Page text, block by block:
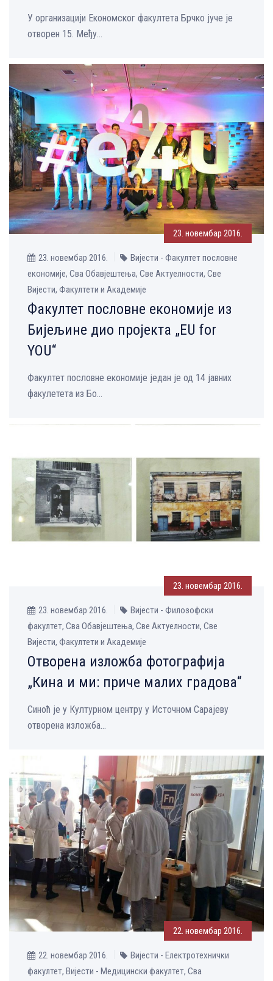
У организацији Економског факултета Брчко јуче је
отворен 15. Међу...
23. новембар 2016.
23. новембар 2016.
Вијести - Факултет пословне
економије, Сва Обавјештења, Све Aктуелности, Све
Вијести, Факултети и Академије
Факултет пословне економије из
Бијељине дио пројекта „EU for
YOU“
Факултет пословне економије један је од 14 јавних
факулетета из Бо...
23. новембар 2016.
23. новембар 2016.
Вијести - Филозофски
факултет, Сва Обавјештења, Све Aктуелности, Све
Вијести, Факултети и Академије
Отворена изложба фотографија
„Кина и ми: приче малих градова“
Синоћ је у Културном центру у Источном Сарајеву
отворена изложба...
22. новембар 2016.
22. новембар 2016.
Вијести - Електротехнички
факултет, Вијести - Медицински факултет, Сва